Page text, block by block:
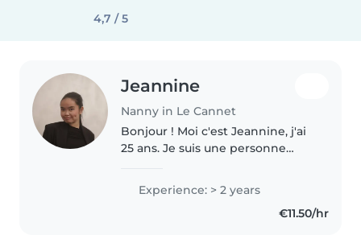
4,7 / 5
Jeannine
Nanny in Le Cannet
Bonjour ! Moi c'est Jeannine, j'ai
25 ans. Je suis une personne
bonne humeur. J'aime passer du
temps avec les enfants, jouer
avec eux, faire des activités,..
Experience: > 2 years
€11.50/hr